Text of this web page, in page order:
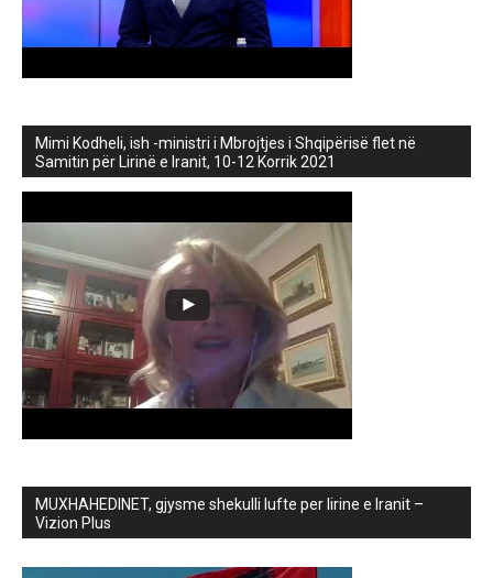
Mimi Kodheli, ish -ministri i Mbrojtjes i Shqipërisë flet në
Samitin për Lirinë e Iranit, 10-12 Korrik 2021
MUXHAHEDINET, gjysme shekulli lufte per lirine e Iranit –
Vizion Plus